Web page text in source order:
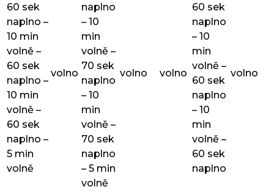
60 sek
naplno –
10 min
volně –
60 sek
naplno –
10 min
volně –
60 sek
naplno –
5 min
volně
volno
naplno
– 10
min
volně –
70 sek
naplno
– 10
min
volně –
70 sek
naplno
– 5 min
volně
volno volno
60 sek
naplno
– 10
min
volně –
60 sek
naplno
– 10
min
volně –
60 sek
naplno
volno